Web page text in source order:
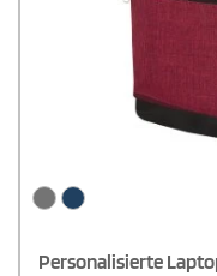
Personalisierte